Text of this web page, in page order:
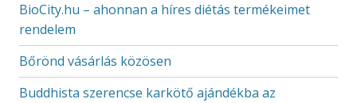
BioCity.hu – ahonnan a híres diétás termékeimet
rendelem
Bőrönd vásárlás közösen
Buddhista szerencse karkötő ajándékba az